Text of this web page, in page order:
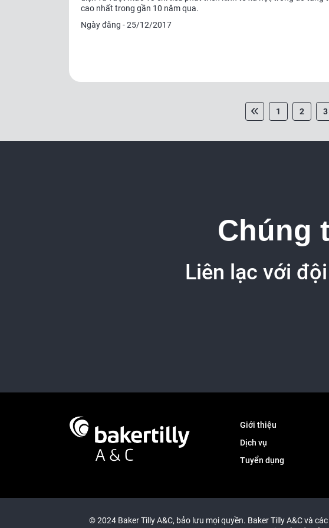
cao nhất trong gần 10 năm qua.
Ngày đăng - 25/12/2017
1 2 3
Chúng
Liên lạc với
Giới thiệu
Dịch vụ
Tuyển dụng
© 2024 Baker Tilly A&C, bảo lưu mọi quyền. Baker Tilly A&C và